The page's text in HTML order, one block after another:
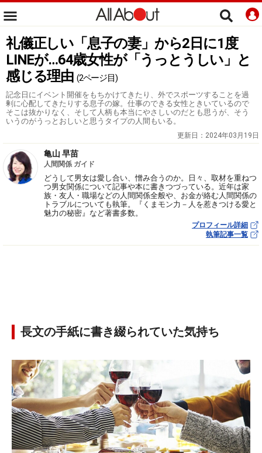
礼儀正しい「息子の妻」から2日に1度
LINEが…64歳女性が「うっとうしい」と
感じる理由 (2ページ目)
記念日にイベント開催をもちかけてきたり、外でスポーツすることを過
剰に心配してきたりする息子の嫁。仕事のできる女性ときいているので
そこは抜かりなく、そして人柄も本当にやさしいのだとも思うが、そう
いうのがうっとおしいと思うタイプの人間もいる。
更新日： 2024年03月19日
亀山 早苗
人間関係 ガイド
どうして男女は愛し合い、憎み合うのか。日々、取材を重ねつ
つ男女関係について記事や本に書きつづっている。近年は家
族・友人・職場などの人間関係全般や、お金が絡む人間関係の
トラブルについても執筆。『くまモン力－人を惹きつける愛と
魅力の秘密』など著書多数。
プロフィール詳細
執筆記事一覧
長文の手紙に書き綴られていた気持ち